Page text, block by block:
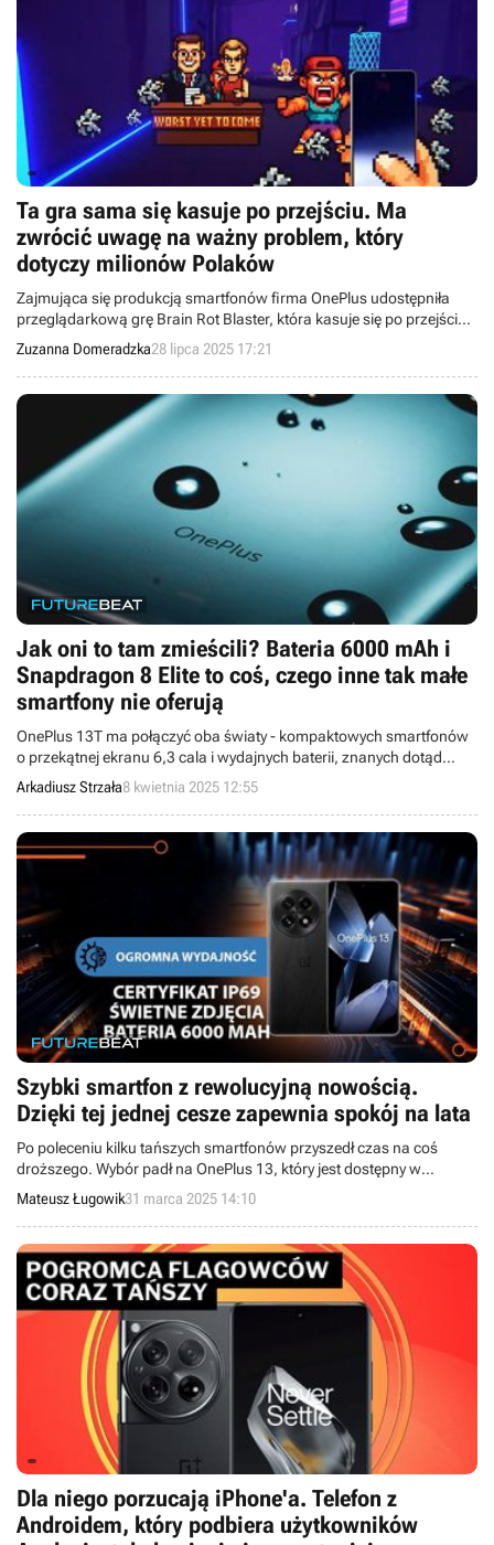
Ta gra sama się kasuje po przejściu. Ma
zwrócić uwagę na ważny problem, który
dotyczy milionów Polaków
Zajmująca się produkcją smartfonów firma OnePlus udostępniła
przeglądarkową grę Brain Rot Blaster, która kasuje się po przejściu.
To część akcji przeciw doomscrollingowi.
Zuzanna Domeradzka28 lipca 2025 17:21
Jak oni to tam zmieścili? Bateria 6000 mAh i
Snapdragon 8 Elite to coś, czego inne tak małe
smartfony nie oferują
OnePlus 13T ma połączyć oba światy - kompaktowych smartfonów
o przekątnej ekranu 6,3 cala i wydajnych baterii, znanych dotąd
głównie z potężnych flagowców lub survivalowych urządzeń.
Arkadiusz Strzała8 kwietnia 2025 12:55
Szybki smartfon z rewolucyjną nowością.
Dzięki tej jednej cesze zapewnia spokój na lata
Po poleceniu kilku tańszych smartfonów przyszedł czas na coś
droższego. Wybór padł na OnePlus 13, który jest dostępny w
sklepach od końcówki ubiegłego roku. Przebicie znakomitej
„dwunastki” nie było łatwym zadaniem, ale się udało.
Mateusz Ługowik31 marca 2025 14:10
Dla niego porzucają iPhone'a. Telefon z
Androidem, który podbiera użytkowników